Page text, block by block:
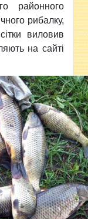
районного
рибалку,
виловив
на сайті